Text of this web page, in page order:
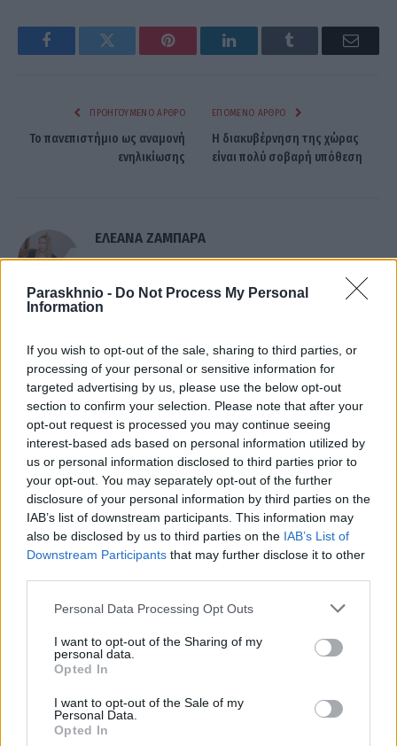
Paraskhnio - Do Not Process My Personal
Information
If you wish to opt-out of the sale, sharing to third parties, or
processing of your personal or sensitive information for
targeted advertising by us, please use the below opt-out
section to confirm your selection. Please note that after your
opt-out request is processed you may continue seeing
interest-based ads based on personal information utilized by
us or personal information disclosed to third parties prior to
your opt-out. You may separately opt-out of the further
disclosure of your personal information by third parties on the
IAB’s list of downstream participants. This information may
also be disclosed by us to third parties on the IAB’s List of
Downstream Participants that may further disclose it to other
Please note that this website/app uses one or more Google
not limited to your visit or usage behaviour. You may click to
grant or deny consent to Google and its third-party tags to
use your data for below specified purposes in below Google
consent section.
Personal Data Processing Opt Outs
I want to opt-out of the Sharing of my
personal data.
Opted In
I want to opt-out of the Sale of my
Personal Data.
Opted In
FacebookTwitter Pinterest LinkedInTumblr Email
ΠΡΟΗΓΟΎΜΕΝΟ ΆΡΘΡΟ
Το πανεπιστήμιο ως αναμονή
ενηλικίωσης
ΕΠΌΜΕΝΟ ΆΡΘΡΟ
Η διακυβέρνηση της χώρας
είναι πολύ σοβαρή υπόθεση
ΕΛΕΑΝΑ ΖΑΜΠΑΡΑ
ΣΧΕΤΙΚΑ ΑΡΘΡΑ
ΠΟΛΙΤΙΚΉ
Δεν είναι πλέον είδηση: Νέα αποχώρηση από την
«Ελπίδα για τη Δημοκρατία»
ΑΝΑΡΤΗΘΗΚΕ ΑΠΟ DKATSAMADOU